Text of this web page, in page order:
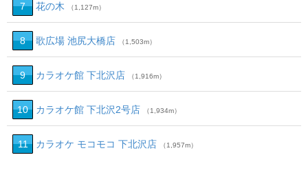
7 花の木 （1,127m）
8 歌広場 池尻大橋店 （1,503m）
9 カラオケ館 下北沢店 （1,916m）
10 カラオケ館 下北沢2号店 （1,934m）
11 カラオケ モコモコ 下北沢店 （1,957m）